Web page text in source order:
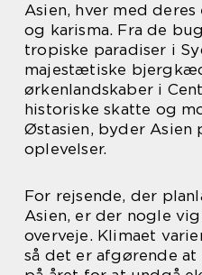
Asien, hver med
og karisma. Fra de
tropiske paradiser i
majestætiske
ørkenlandskaber i
historiske skatte og
Østasien, byder Asien
oplevelser.
For rejsende, der
Asien, er der nogle
overveje. Klimaet
så det er afgørende